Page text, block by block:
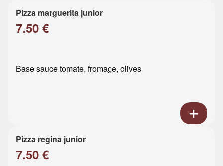
Pizza marguerita junior
7.50 €
Base sauce tomate, fromage, olives
Pizza regina junior
7.50 €